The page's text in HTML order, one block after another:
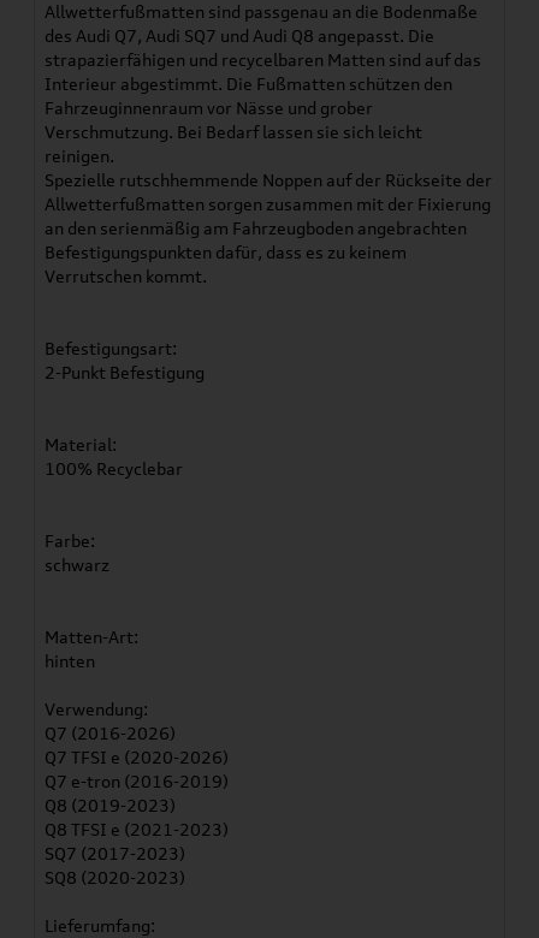
Allwetterfußmatten sind passgenau an die Bodenmaße
des Audi Q7, Audi SQ7 und Audi Q8 angepasst. Die
strapazierfähigen und recycelbaren Matten sind auf das
Interieur abgestimmt. Die Fußmatten schützen den
Fahrzeuginnenraum vor Nässe und grober
Verschmutzung. Bei Bedarf lassen sie sich leicht
reinigen.
Spezielle rutschhemmende Noppen auf der Rückseite der
Allwetterfußmatten sorgen zusammen mit der Fixierung
an den serienmäßig am Fahrzeugboden angebrachten
Befestigungspunkten dafür, dass es zu keinem
Verrutschen kommt.
Befestigungsart:
2-Punkt Befestigung
Material:
100% Recyclebar
Farbe:
schwarz
Matten-Art:
hinten
Verwendung:
Q7 (2016-2026)
Q7 TFSI e (2020-2026)
Q7 e-tron (2016-2019)
Q8 (2019-2023)
Q8 TFSI e (2021-2023)
SQ7 (2017-2023)
SQ8 (2020-2023)
Lieferumfang: